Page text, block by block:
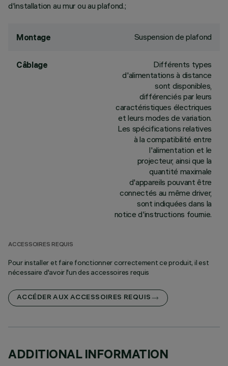
d'installation au mur ou au plafond.;
Montage Suspension de plafond
Câblage
Différents types
d'alimentations à distance
sont disponibles,
différenciés par leurs
caractéristiques électriques
et leurs modes de variation.
Les spécifications relatives
à la compatibilité entre
l'alimentation et le
projecteur, ainsi que la
quantité maximale
d'appareils pouvant être
connectés au même driver,
sont indiquées dans la
notice d'instructions fournie.
ACCESSOIRES REQUIS
Pour installer et faire fonctionner correctement ce produit, il est
nécessaire d'avoir l'un des accessoires requis
ACCÉDER AUX ACCESSOIRES REQUIS
ADDITIONAL INFORMATION